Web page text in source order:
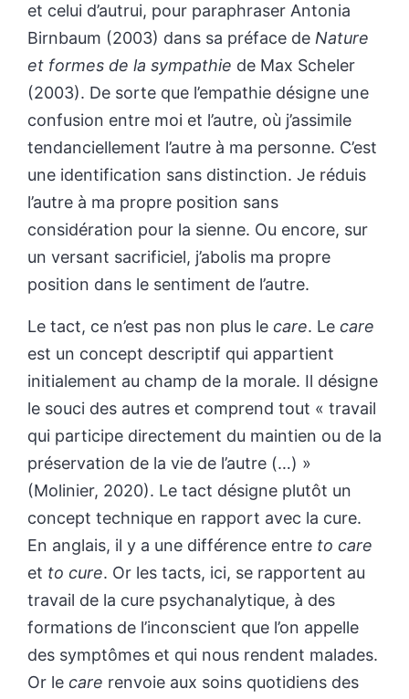
et celui d’autrui, pour paraphraser Antonia
Birnbaum (2003) dans sa préface de Nature
et formes de la sympathie de Max Scheler
(2003). De sorte que l’empathie désigne une
confusion entre moi et l’autre, où j’assimile
tendanciellement l’autre à ma personne. C’est
une identification sans distinction. Je réduis
l’autre à ma propre position sans
considération pour la sienne. Ou encore, sur
un versant sacrificiel, j’abolis ma propre
position dans le sentiment de l’autre.
Le tact, ce n’est pas non plus le care. Le care
est un concept descriptif qui appartient
initialement au champ de la morale. Il désigne
le souci des autres et comprend tout « travail
qui participe directement du maintien ou de la
préservation de la vie de l’autre (…) »
(Molinier, 2020). Le tact désigne plutôt un
concept technique en rapport avec la cure.
En anglais, il y a une différence entre to care
et to cure. Or les tacts, ici, se rapportent au
travail de la cure psychanalytique, à des
formations de l’inconscient que l’on appelle
des symptômes et qui nous rendent malades.
Or le care renvoie aux soins quotidiens des